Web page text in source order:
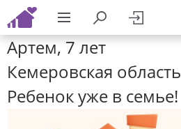
Артем, 7 лет
Кемеровская область
Ребенок уже в семье!